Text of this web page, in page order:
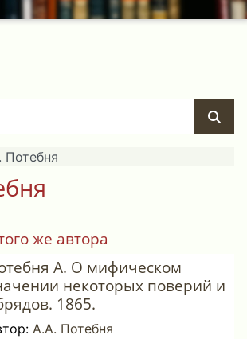
Потебня
же автора
А. О мифическом
некоторых поверий и
1865.
А.А. Потебня